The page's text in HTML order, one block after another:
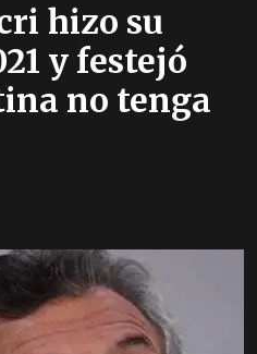
hizo su
y festejó
no tenga